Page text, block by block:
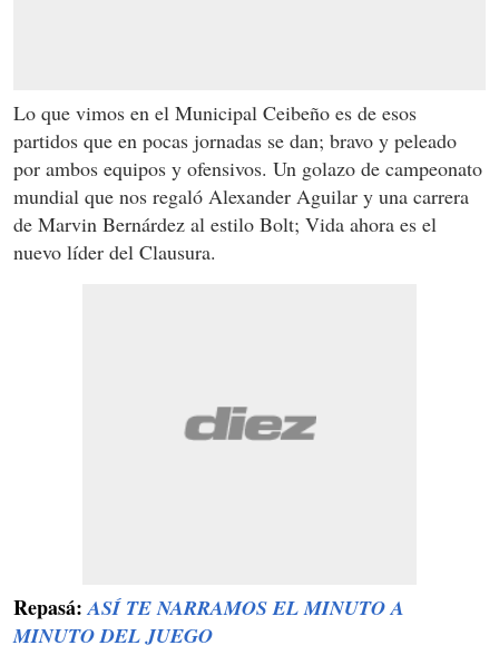
Lo que vimos en el Municipal Ceibeño es de esos
partidos que en pocas jornadas se dan; bravo y peleado
por ambos equipos y ofensivos. Un golazo de campeonato
mundial que nos regaló Alexander Aguilar y una carrera
de Marvin Bernárdez al estilo Bolt; Vida ahora es el
nuevo líder del Clausura.
Repasá: ASÍ TE NARRAMOS EL MINUTO A
MINUTO DEL JUEGO